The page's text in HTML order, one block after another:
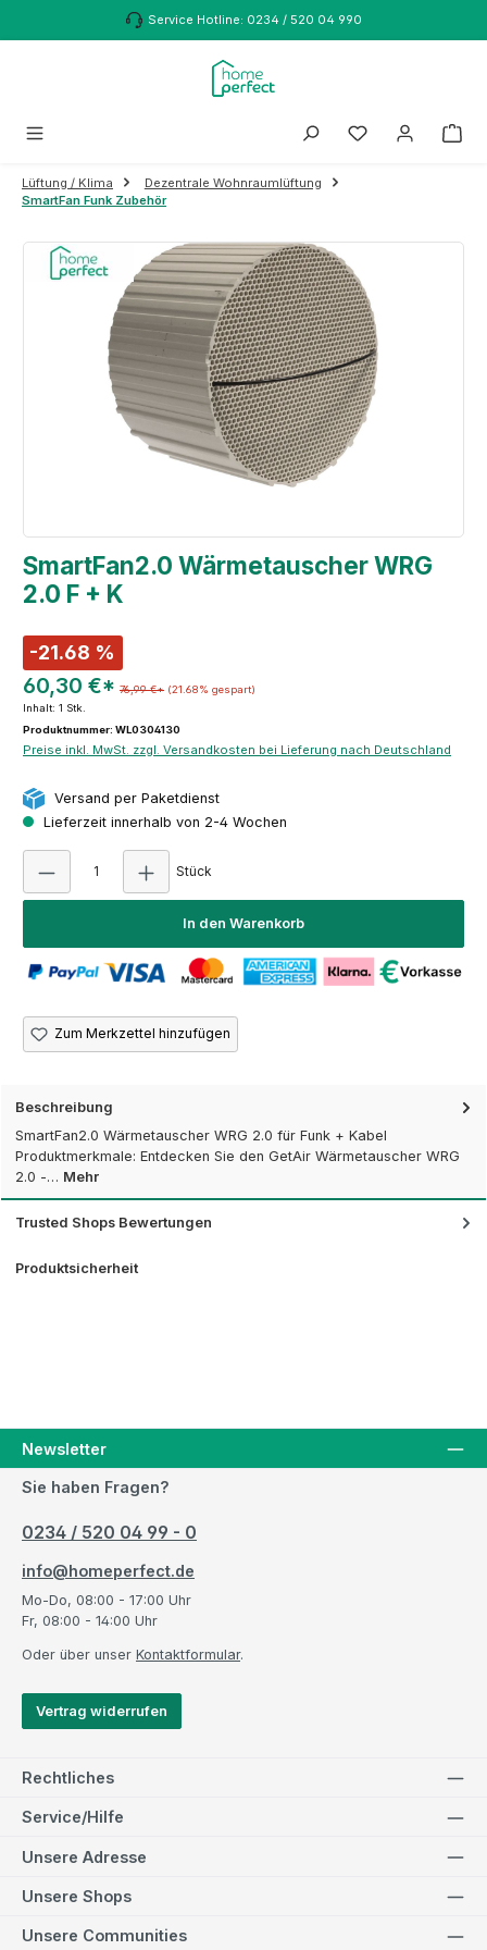
Zum Hauptinhalt springenService Hotline: 0234 / 520 04 990
Lüftung / Klima
Dezentrale Wohnraumlüftung
SmartFan Funk Zubehör
Bildergalerie überspringen
SmartFan2.0 Wärmetauscher WRG
2.0 F + K
-21.68 %
60,30 €* 76,99 €* (21.68% gespart)
Inhalt: 1 Stk.
Produktnummer: WL0304130
Preise inkl. MwSt. zzgl. Versandkosten bei Lieferung nach Deutschland
Versand per Paketdienst
Lieferzeit innerhalb von 2-4 Wochen
Stück
In den Warenkorb
Zum Merkzettel hinzufügen
Beschreibung
SmartFan2.0 Wärmetauscher WRG 2.0 für Funk + Kabel
Produktmerkmale: Entdecken Sie den GetAir Wärmetauscher WRG
2.0 -… Mehr
Trusted Shops Bewertungen
Produktsicherheit
Newsletter
Sie haben Fragen?
0234 / 520 04 99 - 0
info@homeperfect.de
Mo-Do, 08:00 - 17:00 Uhr
Fr, 08:00 - 14:00 Uhr
Oder über unser Kontaktformular.
Vertrag widerrufen
Rechtliches
Service/Hilfe
Unsere Adresse
Unsere Communities
Unsere Shops